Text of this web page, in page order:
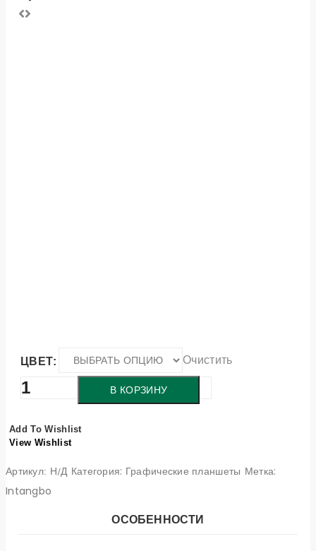
ЦВЕТ: Очистить
Количество
Intangbo
X7
В КОРЗИНУ
Add To Wishlist
View Wishlist
Артикул: Н/Д Категория: Графические планшеты Метка:
Intangbo
ОСОБЕННОСТИ